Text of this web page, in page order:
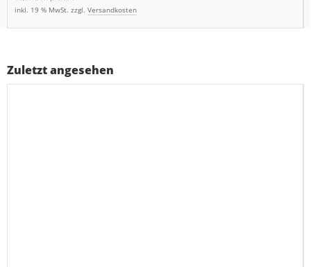
inkl. 19 % MwSt. zzgl. Versandkosten
Zuletzt angesehen